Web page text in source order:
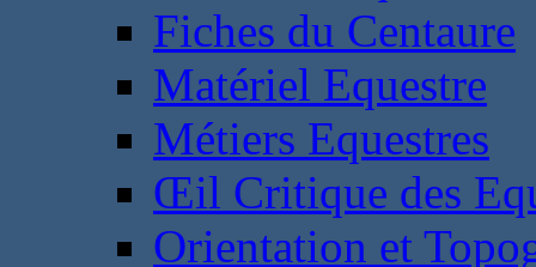
Fiches du Centaure
Matériel Equestre
Métiers Equestres
Œil Critique des
Orientation et